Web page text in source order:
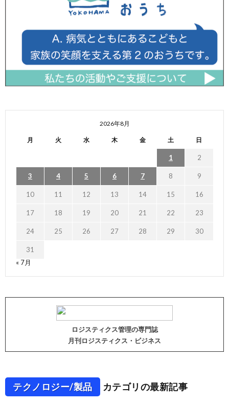
2026年8月
月 火 水 木 金 土 日
1 2
3 4 5 6 7 8 9
10 11 12 13 14 15 16
17 18 19 20 21 22 23
24 25 26 27 28 29 30
31
« 7月
ロジスティクス管理の専門誌
月刊ロジスティクス・ビジネス
テクノロジー/製品 カテゴリの最新記事